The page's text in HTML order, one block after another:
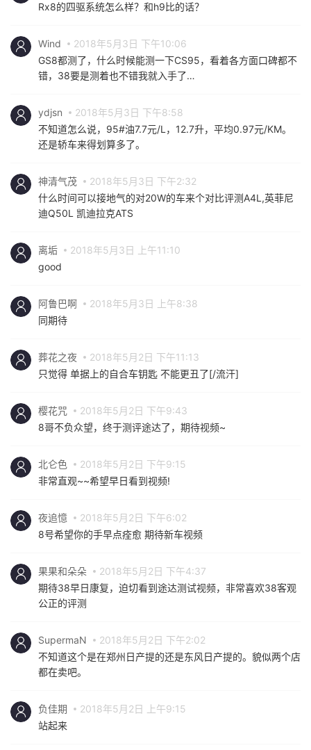
Rx8的四驱系统怎么样？和h9比的话？
Wind
2018年5月3日 下午10:06
GS8都测了，什么时候能测一下CS95，看着各方面口碑都不
错，38要是测着也不错我就入手了…
ydjsn
2018年5月3日 下午8:58
不知道怎么说，95#油7.7元/L，12.7升，平均0.97元/KM。
还是轿车来得划算多了。
神清气茂
2018年5月3日 下午2:32
什么时间可以接地气的对20W的车来个对比评测A4L,英菲尼
迪Q50L 凯迪拉克ATS
离垢
2018年5月3日 上午11:10
good
阿鲁巴啊
2018年5月3日 上午8:38
同期待
葬花之夜
2018年5月2日 下午11:13
只觉得 单据上的自合车钥匙 不能更丑了[/流汗]
樱花咒
2018年5月2日 下午9:43
8哥不负众望，终于测评途达了，期待视频~
北仑色
2018年5月2日 下午9:15
非常直观~~希望早日看到视频!
夜追憶
2018年5月2日 下午6:02
8号希望你的手早点痊愈 期待新车视频
果果和朵朵
2018年5月2日 下午4:37
期待38早日康复，迫切看到途达测试视频，非常喜欢38客观
公正的评测
SupermaN
2018年5月2日 下午2:02
不知道这个是在郑州日产提的还是东风日产提的。貌似两个店
都在卖吧。
负佳期
2018年5月2日 上午9:15
站起来